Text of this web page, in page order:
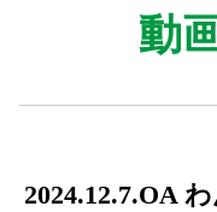
動
2024.12.7.OA